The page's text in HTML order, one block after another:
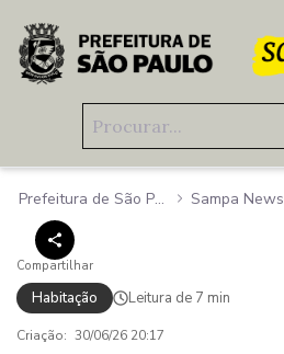
Pular para o Conteúdo principal
Prefeitura de São Paulo Sampa News
Compartilhar
Habitação Leitura de 7 min
Criação: 30/06/26 20:17